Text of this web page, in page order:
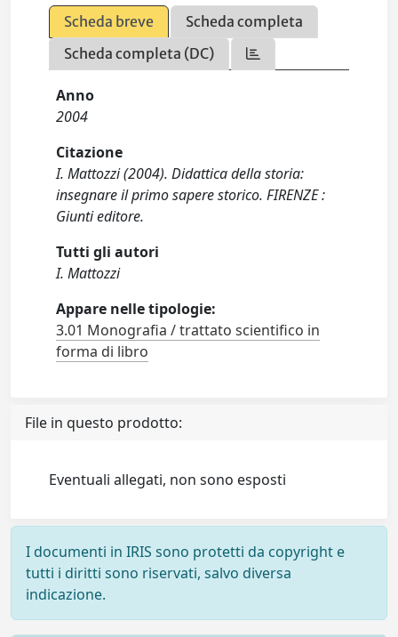
Scheda breve
Scheda completa
Scheda completa (DC)
Anno
2004
Citazione
I. Mattozzi (2004). Didattica della storia:
insegnare il primo sapere storico. FIRENZE :
Giunti editore.
Tutti gli autori
I. Mattozzi
Appare nelle tipologie:
3.01 Monografia / trattato scientifico in
forma di libro
File in questo prodotto:
Eventuali allegati, non sono esposti
I documenti in IRIS sono protetti da copyright e
tutti i diritti sono riservati, salvo diversa
indicazione.